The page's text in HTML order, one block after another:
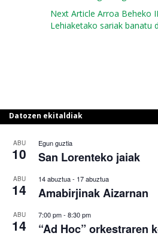
Next Article Arroa Beheko
Lehiaketako sariak banatu
Datozen ekitaldiak
ABU
10
Egun guztia
San Lorenteko jaiak
ABU
14
14 abuztua- 17 abuztua
Amabirjinak Aizarnan
ABU
14
7:00 pm- 8:30 pm
“Ad Hoc” orkestraren